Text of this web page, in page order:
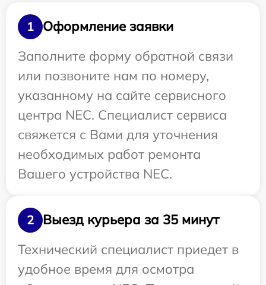
1
Оформление заявки
Заполните форму обратной связи
или позвоните нам по номеру,
указанному на сайте сервисного
центра NEC. Специалист сервиса
свяжется с Вами для уточнения
необходимых работ ремонта
Вашего устройства NEC.
2
Выезд курьера за 35 минут
Технический специалист приедет в
удобное время для осмотра